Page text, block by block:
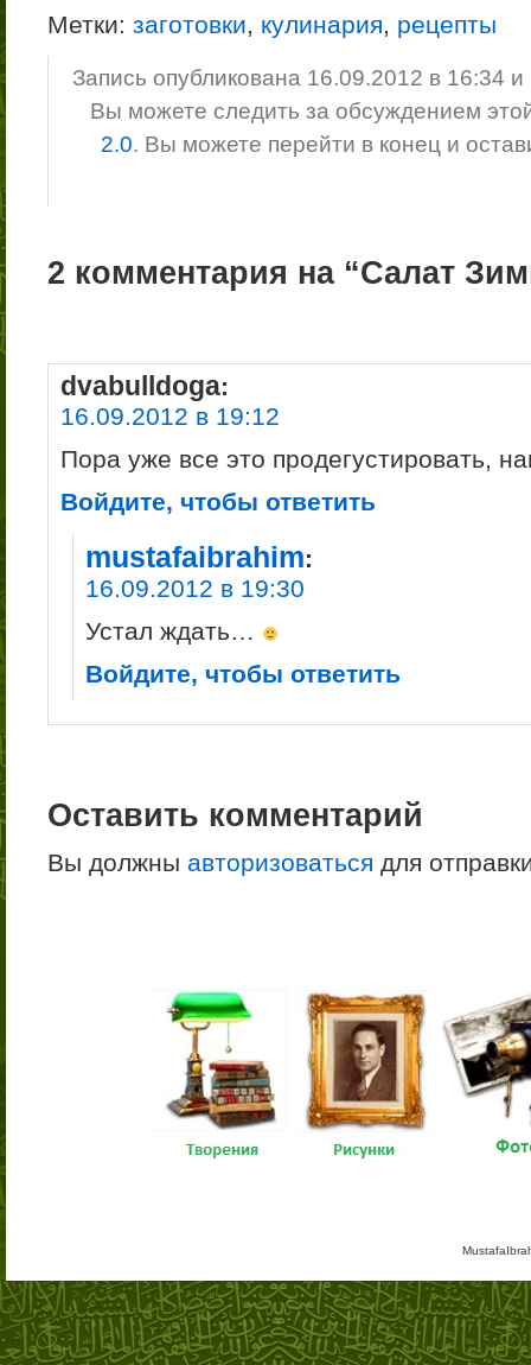
Метки: заготовки, кулинария, рецепты
Запись опубликована 16.09.2012 в 16:34
Вы можете следить за обсуждением
2.0. Вы можете перейти в конец и
2 комментария на “Салат
dvabulldoga:
16.09.2012 в 19:12
Пора уже все это продегустировать,
Войдите, чтобы ответить
mustafaibrahim:
16.09.2012 в 19:30
Устал ждать…
Войдите, чтобы ответить
Оставить комментарий
Вы должны авторизоваться для